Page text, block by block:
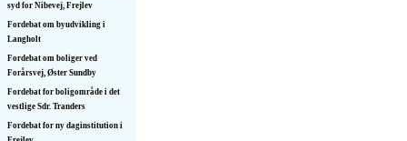
syd for Nibevej, Frejlev
Fordebat om byudvikling i
Langholt
Fordebat om boliger ved
Forårsvej, Øster Sundby
Fordebat for boligområde i det
vestlige Sdr. Tranders
Fordebat for ny daginstitution i